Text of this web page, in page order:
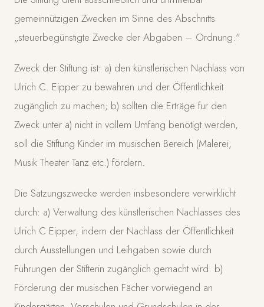
gemeinnützigen Zwecken im Sinne des Abschnitts
„steuerbegünstigte Zwecke der Abgaben – Ordnung."
Zweck der Stiftung ist: a) den künstlerischen Nachlass von
Ulrich C. Eipper zu bewahren und der Öffentlichkeit
zugänglich zu machen; b) sollten die Erträge für den
Zweck unter a) nicht in vollem Umfang benötigt werden,
soll die Stiftung Kinder im musischen Bereich (Malerei,
Musik Theater Tanz etc.) fördern.
Die Satzungszwecke werden insbesondere verwirklicht
durch: a) Verwaltung des künstlerischen Nachlasses des
Ulrich C Eipper, indem der Nachlass der Öffentlichkeit
durch Ausstellungen und Leihgaben sowie durch
Führungen der Stifterin zugänglich gemacht wird. b)
Förderung der musischen Fächer vorwiegend an